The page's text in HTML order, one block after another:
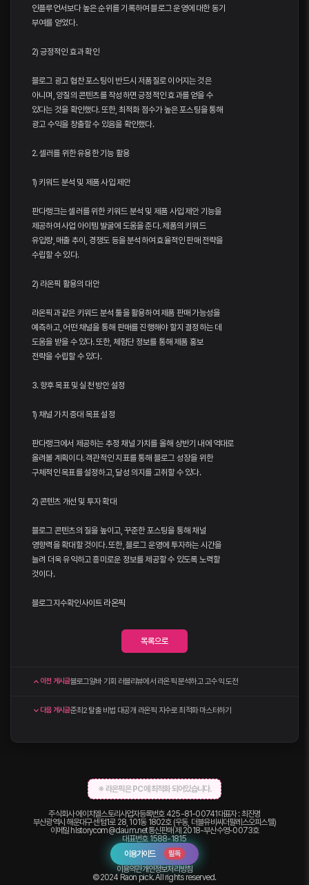
인플루언서보다 높은 순위를 기록하여 블로그 운영에 대한 동기
부여를 얻었다.
2) 긍정적인 효과 확인
블로그 광고 협찬 포스팅이 반드시 저품질로 이어지는 것은
아니며, 양질의 콘텐츠를 작성하면 긍정적인 효과를 얻을 수
있다는 것을 확인했다. 또한, 최적화 점수가 높은 포스팅을 통해
광고 수익을 창출할 수 있음을 확인했다.
2. 셀러를 위한 유용한 기능 활용
1) 키워드 분석 및 제품 사입 제안
판다랭크는 셀러를 위한 키워드 분석 및 제품 사입 제안 기능을
제공하여 사업 아이템 발굴에 도움을 준다. 제품의 키워드
유입량, 매출 추이, 경쟁도 등을 분석하여 효율적인 판매 전략을
수립할 수 있다.
2) 라온픽 활용의 대안
라온픽과 같은 키워드 분석 툴을 활용하여 제품 판매 가능성을
예측하고, 어떤 채널을 통해 판매를 진행해야 할지 결정하는 데
도움을 받을 수 있다. 또한, 체험단 정보를 통해 제품 홍보
전략을 수립할 수 있다.
3. 향후 목표 및 실천 방안 설정
1) 채널 가치 증대 목표 설정
판다랭크에서 제공하는 추정 채널 가치를 올해 상반기 내에 억대로
올려볼 계획이다. 객관적인 지표를 통해 블로그 성장을 위한
구체적인 목표를 설정하고, 달성 의지를 고취할 수 있다.
2) 콘텐츠 개선 및 투자 확대
블로그 콘텐츠의 질을 높이고, 꾸준한 포스팅을 통해 채널
영향력을 확대할 것이다. 또한, 블로그 운영에 투자하는 시간을
늘려 더욱 유익하고 흥미로운 정보를 제공할 수 있도록 노력할
것이다.
블로그지수확인사이트 라온픽
목록으로
이전 게시글블로그알바 기회 러블리뷰에서 라온픽 분석하고 고수익 도전
다음 게시글준최2 탈출 비법 대공개 라온픽 지수로 최적화 마스터하기
※ 라온픽은 PC에 최적화 되어있습니다.
주식회사 에이치엘스토리사업자등록번호 425-81-00741대표자 : 최진명
부산광역시 해운대구 센텀1로 28, 101동 1802호 (우동, 더블유비씨더팔레스오피스텔)
이메일 hlstorycom@daum.net통신판매 제 2018-부산수영-0073호
대표번호1588-1815
이용가이드
필독
이용약관개인정보처리방침
©2024 Raon pick. All rights reserved.